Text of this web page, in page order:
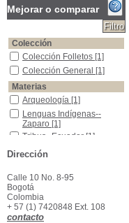
Mejorar o comparar
Colección
Colección Folletos
Colección Folletos [1]
Colección General
Colección General [1]
Materias
Arqueología
Arqueología [1]
Lenguas Indígenas--Zaparo
Lenguas Indígenas--
Zaparo [1]
Tribus--Ecuador
Tribus--Ecuador [1]
Dirección
Calle 10 No. 8-95
Bogotá
Colombia
+ 57 (1) 7420848 Ext. 108
contacto